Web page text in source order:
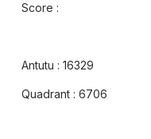
Score :
Antutu : 16329
Quadrant : 6706